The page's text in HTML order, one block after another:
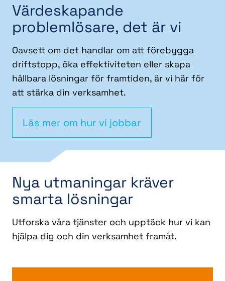
Värdeskapande
problemlösare, det är vi
Oavsett om det handlar om att förebygga
driftstopp, öka effektiviteten eller skapa
hållbara lösningar för framtiden, är vi här för
att stärka din verksamhet.
Läs mer om hur vi jobbar
Nya utmaningar kräver
smarta lösningar
Utforska våra tjänster och upptäck hur vi kan
hjälpa dig och din verksamhet framåt.